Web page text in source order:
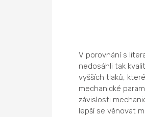
V porovnání s
nedosáhli tak
vyšších tlaků,
mechanické
závislosti
lepší se věnovat